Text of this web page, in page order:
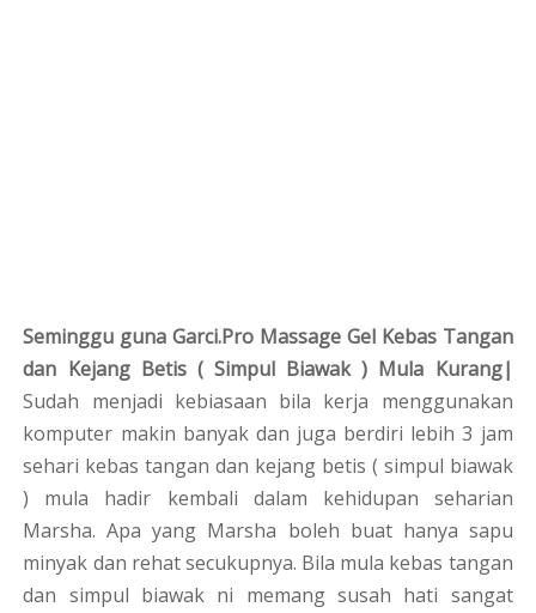
Seminggu guna Garci.Pro Massage Gel Kebas Tangan
dan Kejang Betis ( Simpul Biawak ) Mula Kurang|
Sudah menjadi kebiasaan bila kerja menggunakan
komputer makin banyak dan juga berdiri lebih 3 jam
sehari kebas tangan dan kejang betis ( simpul biawak
) mula hadir kembali dalam kehidupan seharian
Marsha. Apa yang Marsha boleh buat hanya sapu
minyak dan rehat secukupnya. Bila mula kebas tangan
dan simpul biawak ni memang susah hati sangat